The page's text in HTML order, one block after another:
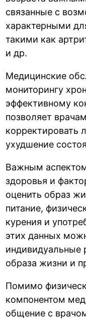
связанные с
характерными
такими как
и др.
Медицинские
мониторингу
эффективному
позволяет
корректировать
ухудшение
Важным
здоровья и
оценить образ
питание,
курения и
этих данных
индивидуальные
образа жизни и
Помимо
компонентом
общение с